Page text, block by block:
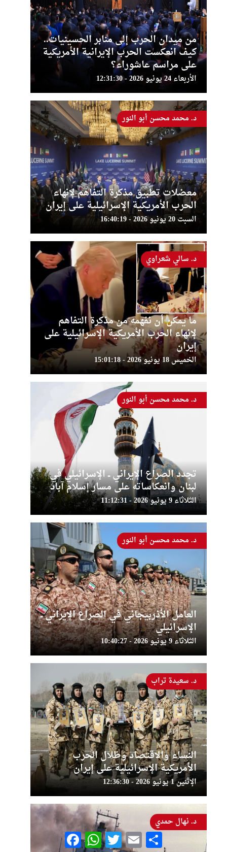
من ميدان الحرب إلى منابر الحسينيات..
كيف انعكست الحرب الإيرانية الأمريكية
على مراسم عاشوراء؟
الأربعاء 24 يونيو 2026 - 12:31:30
معضلات تطبيق مذكرة التفاهم لإنهاء
الحرب الأمريكية الإسرائيلية على إيران
السبت 20 يونيو 2026 - 16:40:19
د. محمد محسن أبو النور
ما يمكن أن نفهمه من مذكرة التفاهم
لإنهاء الحرب الأمريكية الإسرائيلية على
إيران
الخميس 18 يونيو 2026 - 15:01:18
د. سالي شعراوي
تجدد الصراع الإيراني ــ الإسرائيلي في
لبنان وانعكاساته على مسار إسلام آباد
الثلاثاء 9 يونيو 2026 - 11:12:31
د. محمد محسن أبو النور
العامل الأذربيجاني في الصراع الإيراني ــ
الإسرائيلي
الثلاثاء 9 يونيو 2026 - 10:40:27
د. محمد محسن أبو النور
النساء والاقتصاد وظلال الحرب
الأمريكية الإسرائيلية على إيران
الإثنين 1 يونيو 2026 - 12:36:30
د. سعيدة تراب
د. نهال حمدي
FacebookWhatsAppTwitter Email Share